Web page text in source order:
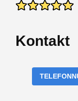
Kontakt